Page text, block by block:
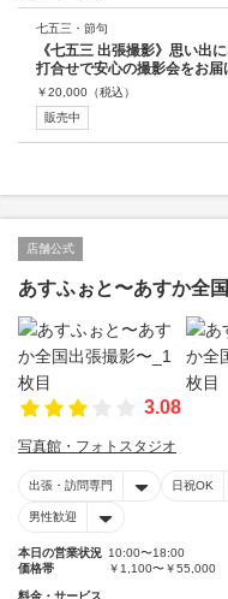
七五三・節句
《七五三 出張撮影》思い出
打合せで安心の撮影会をお届
￥20,000 （税込）
販売中
店舗公式
あすふぉと〜あすか全
3.08
写真館・フォトスタジオ
出張・訪問専門 日祝OK
男性歓迎
本日の営業状況 10:00〜18:00
価格帯
￥1,100〜￥55,000
料金・サービス